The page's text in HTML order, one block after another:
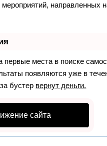
направленных
первые места в поиске
появляются уже в
за бустер вернут деньги.
сайта